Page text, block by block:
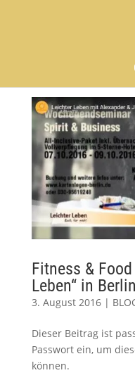
Fitness &
Leben“ in
3. August 2016|
Dieser Beitrag ist
Passwort ein, um
können.